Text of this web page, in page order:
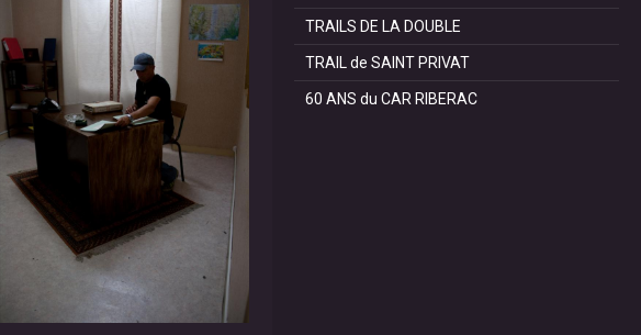
TRAILS DE LA DOUBLE
TRAIL de SAINT PRIVAT
60 ANS du CAR RIBERAC